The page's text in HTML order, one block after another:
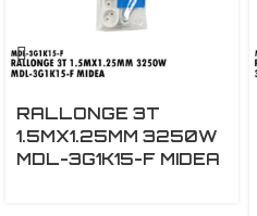
RALLONGE 3T
1.5MX1.25MM 3250W
MDL-3G1K15-F MIDEA